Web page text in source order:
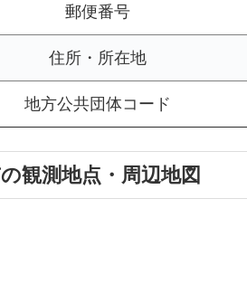
郵便番号
住所・所在地
地方公共団体コード
観測地点・周辺地図